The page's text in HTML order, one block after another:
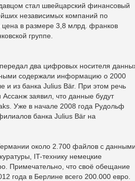
стал швейцарский финансовый
независимых компаний по
в размере 3,8 млрд. франков
группе.
два цифровых носителя
содержали информацию о 2000
и из банка Julius Bär. При этом речь
заявил, что данные будут
Уже в начале 2008 года Рудольф
банка Julius Bär на
около 2.700 файлов с
IT-технику немецкие
Примечательно, что своё обещание
года в Берлине всего 200.000 евро.